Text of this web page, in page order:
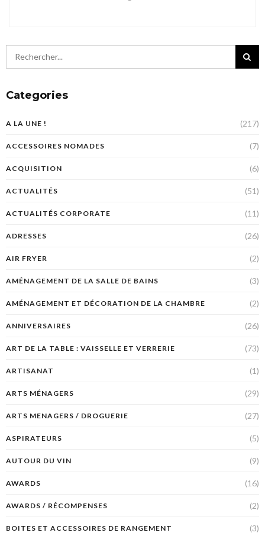
Categories
A LA UNE ! (217)
ACCESSOIRES NOMADES (7)
ACQUISITION (6)
ACTUALITÉS (51)
ACTUALITÉS CORPORATE (11)
ADRESSES (26)
AIR FRYER (2)
AMÉNAGEMENT DE LA SALLE DE BAINS (3)
AMÉNAGEMENT ET DÉCORATION DE LA CHAMBRE (2)
ANNIVERSAIRES (26)
ART DE LA TABLE : VAISSELLE ET VERRERIE (73)
ARTISANAT (1)
ARTS MÉNAGERS (29)
ARTS MENAGERS / DROGUERIE (27)
ASPIRATEURS (5)
AUTOUR DU VIN (9)
AWARDS (16)
AWARDS / RÉCOMPENSES (2)
BOITES ET ACCESSOIRES DE RANGEMENT (3)